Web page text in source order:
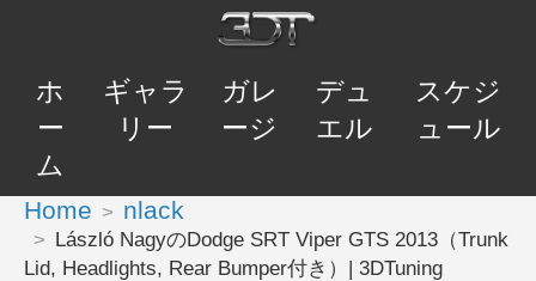
ホ
ー
ム
ギャラ
リー
ガレ
ージ
デュ
エル
スケジ
ュール
Home nlack
László NagyのDodge SRT Viper GTS 2013（Trunk
Lid, Headlights, Rear Bumper付き）| 3DTuning